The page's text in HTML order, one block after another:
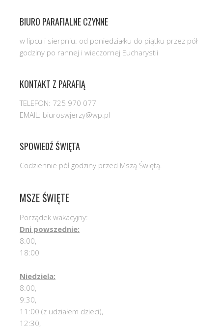
BIURO PARAFIALNE CZYNNE
w lipcu i sierpniu: od poniedziałku do piątku przez pół
godziny po rannej i wieczornej Eucharystii
KONTAKT Z PARAFIĄ
TELEFON: 725 970 077
EMAIL: biuroswjerzy@wp.pl
SPOWIEDŹ ŚWIĘTA
Codziennie pół godziny przed Mszą Świętą.
MSZE ŚWIĘTE
Porządek wakacyjny:
Dni powszednie:
8:00,
18:00
Niedziela:
8:00,
9:30,
11:00 (z udziałem dzieci),
12:30,